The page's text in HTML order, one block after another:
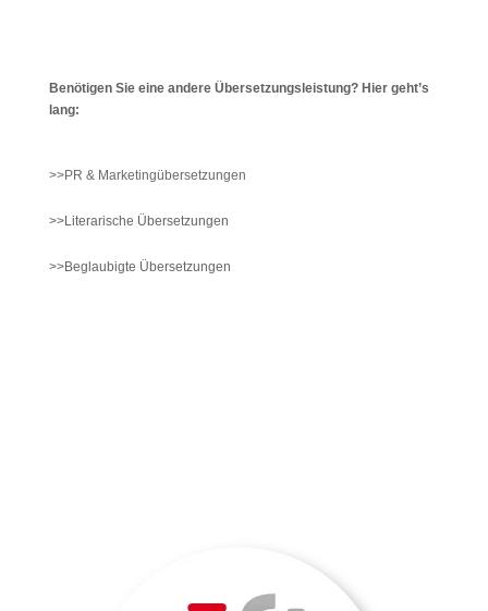
Benötigen Sie eine andere Übersetzungsleistung? Hier geht’s
lang:
>>PR & Marketingübersetzungen
>>Literarische Übersetzungen
>>Beglaubigte Übersetzungen